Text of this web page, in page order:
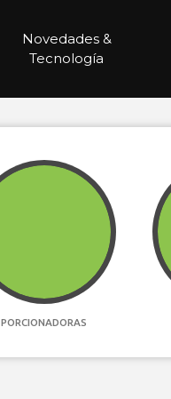
Novedades &
Tecnología
PORCIONADORAS